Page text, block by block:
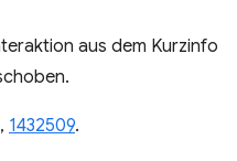
aus dem Kurzinfo
, 1432509.